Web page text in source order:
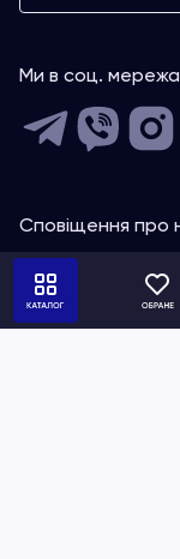
Ми в соц.
Сповіщення про